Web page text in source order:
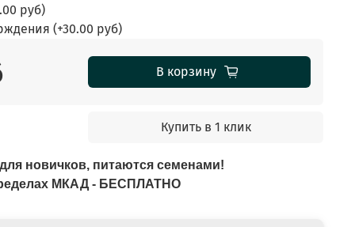
руб)
(+30.00 руб)
В корзину
Купить в 1 клик
новичков, питаются семенами!
МКАД - БЕСПЛАТНО